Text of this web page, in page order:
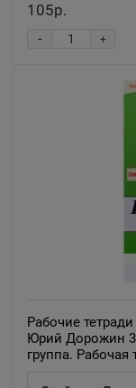
105р.
+
-
Рабочие
Юрий Дорожин
группа. Рабочая